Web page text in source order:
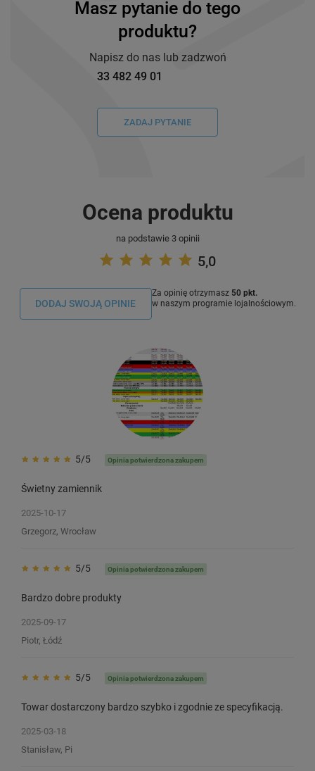
Masz pytanie do tego
produktu?
Napisz do nas lub zadzwoń
33 482 49 01
ZADAJ PYTANIE
Ocena produktu
na podstawie 3 opinii
5,0
DODAJ SWOJĄ OPINIE
Za opinię otrzymasz 50 pkt.
w naszym programie lojalnościowym.
5/5 Opinia potwierdzona zakupem
Świetny zamiennik
2025-10-17
Grzegorz, Wrocław
5/5 Opinia potwierdzona zakupem
Bardzo dobre produkty
2025-09-17
Piotr, Łódź
5/5 Opinia potwierdzona zakupem
Towar dostarczony bardzo szybko i zgodnie ze specyfikacją.
2025-03-18
Stanisław, Pi